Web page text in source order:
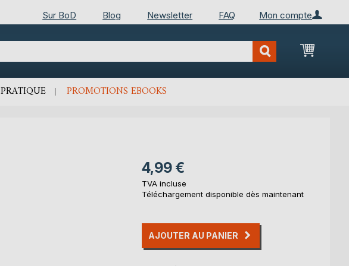
Mon compte
Sur BoD Blog Newsletter FAQ
Mon
PRATIQUE PROMOTIONS EBOOKS
4,99 €
TVA incluse
Téléchargement disponible dès maintenant
AJOUTER AU PANIER